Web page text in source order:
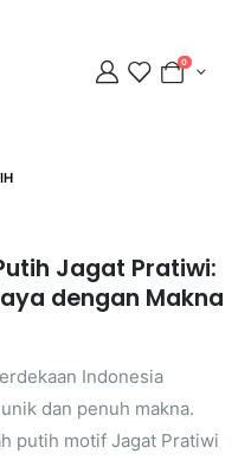
0
Jagat Pratiwi:
dengan Makna
Indonesia
dan penuh makna.
putih motif Jagat Pratiwi